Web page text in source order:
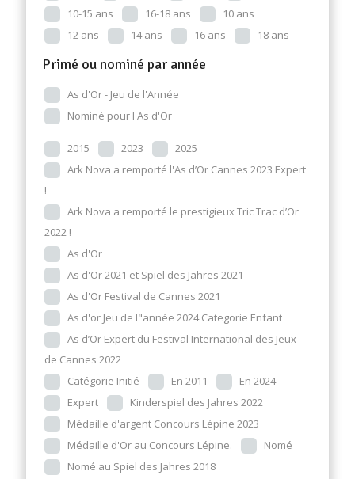
10-15 ans
16-18 ans
10 ans
12 ans
14 ans 16 ans 18 ans
Primé ou nominé par année
As d'Or - Jeu de l'Année
Nominé pour l'As d'Or
2015 2023
2025
Ark Nova a remporté l'As d’Or Cannes 2023 Expert
!
Ark Nova a remporté le prestigieux Tric Trac d’Or
2022 !
As d'Or
As d'Or 2021 et Spiel des Jahres 2021
As d'Or Festival de Cannes 2021
As d'or Jeu de l"année 2024 Categorie Enfant
As d’Or Expert du Festival International des Jeux
de Cannes 2022
Catégorie Initié
En 2011
En 2024
Expert
Kinderspiel des Jahres 2022
Médaille d'argent Concours Lépine 2023
Médaille d'Or au Concours Lépine.
Nomé
Nomé au Spiel des Jahres 2018